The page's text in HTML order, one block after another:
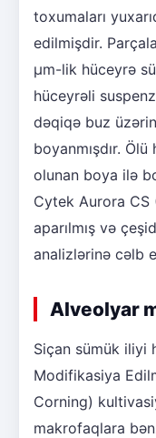
toxumaları
edilmişdir.
μm-lik hüceyrə
hüceyrəli
dəqiqə buz
boyanmışdır.
olunan boya ilə
Cytek Aurora CS
aparılmış və
analizlərinə cəlb
Alveolyar
Siçan sümük iliyi
Modifikasiya
Corning)
makrofaqlara